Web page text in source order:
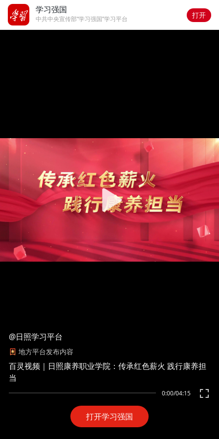
学习强国
中共中央宣传部“学习强国”学习平台 打开
打开学习强国
0:00/04:15
@日照学习平台
地方平台发布内容
百灵视频｜日照康养职业学院：传承红色薪火 践行康养担
当